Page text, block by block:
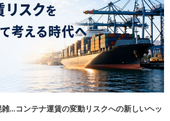
…コンテナ運賃の変動リスクへの新しいヘッ